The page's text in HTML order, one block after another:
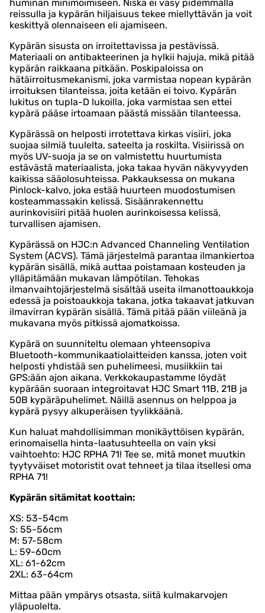
huminan minimoimiseen. Niska ei väsy pidemmällä
reissulla ja kypärän hiljaisuus tekee miellyttävän ja voit
keskittyä olennaiseen eli ajamiseen.
Kypärän sisusta on irroitettavissa ja pestävissä.
Materiaali on antibakteerinen ja hylkii hajuja, mikä pitää
kypärän raikkaana pitkään. Poskipaloissa on
hätäirroitusmekanismi, joka varmistaa nopean kypärän
irroituksen tilanteissa, joita ketään ei toivo. Kypärän
lukitus on tupla-D lukoilla, joka varmistaa sen ettei
kypärä pääse irtoamaan päästä missään tilanteessa.
Kypärässä on helposti irrotettava kirkas visiiri, joka
suojaa silmiä tuulelta, sateelta ja roskilta. Visiirissä on
myös UV-suoja ja se on valmistettu huurtumista
estävästä materiaalista, joka takaa hyvän näkyvyyden
kaikissa sääolosuhteissa. Pakkauksessa on mukana
Pinlock-kalvo, joka estää huurteen muodostumisen
kosteammassakin kelissä. Sisäänrakennettu
aurinkovisiiri pitää huolen aurinkoisessa kelissä,
turvallisen ajamisen.
Kypärässä on HJC:n Advanced Channeling Ventilation
System (ACVS). Tämä järjestelmä parantaa ilmankiertoa
kypärän sisällä, mikä auttaa poistamaan kosteuden ja
ylläpitämään mukavan lämpötilan. Tehokas
ilmanvaihtojärjestelmä sisältää useita ilmanottoaukkoja
edessä ja poistoaukkoja takana, jotka takaavat jatkuvan
ilmavirran kypärän sisällä. Tämä pitää pään viileänä ja
mukavana myös pitkissä ajomatkoissa.
Kypärä on suunniteltu olemaan yhteensopiva
Bluetooth-kommunikaatiolaitteiden kanssa, joten voit
helposti yhdistää sen puhelimeesi, musiikkiin tai
GPS:ään ajon aikana. Verkkokaupastamme löydät
kypärään suoraan integroitavat HJC Smart 11B, 21B ja
50B kypäräpuhelimet. Näillä asennus on helppoa ja
kypärä pysyy alkuperäisen tyylikkäänä.
Kun haluat mahdollisimman monikäyttöisen kypärän,
erinomaisella hinta-laatusuhteella on vain yksi
vaihtoehto: HJC RPHA 71! Tee se, mitä monet muutkin
tyytyväiset motoristit ovat tehneet ja tilaa itsellesi oma
RPHA 71!
Kypärän sitämitat koottain:
XS: 53-54cm
S: 55-56cm
M: 57-58cm
L: 59-60cm
XL: 61-62cm
2XL: 63-64cm
Mittaa pään ympärys otsasta, siitä kulmakarvojen
yläpuolelta.